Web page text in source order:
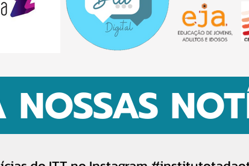
NOSSAS